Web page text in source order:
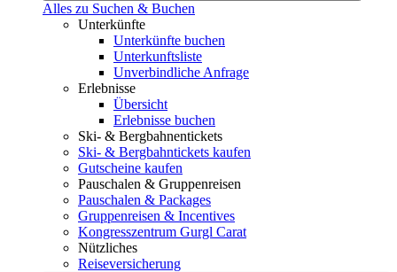
Alles zu Suchen & Buchen
Unterkünfte
Unterkünfte buchen
Unterkunftsliste
Unverbindliche Anfrage
Erlebnisse
Übersicht
Erlebnisse buchen
Ski- & Bergbahnentickets
Ski- & Bergbahntickets kaufen
Gutscheine kaufen
Pauschalen & Gruppenreisen
Pauschalen & Packages
Gruppenreisen & Incentives
Kongresszentrum Gurgl Carat
Nützliches
Reiseversicherung